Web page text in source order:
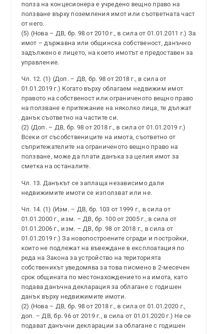
полза на концесионера е учредено вещно право на
ползване върху поземления имот или съответната част
от него.
(5) (Нова – ДВ, бр. 98 от 2010 г., в сила от 01.01.2011 г.) За
имот – държавна или общинска собственост, данъчно
задължено е лицето, на което имотът е предоставен за
управление.
Чл. 12. (1) (Доп. – ДВ, бр. 98 от 2018 г., в сила от
01.01.2019 г.) Когато върху облагаем недвижим имот
правото на собственост или ограниченото вещно право
на ползване е притежание на няколко лица, те дължат
данък съответно на частите си.
(2) (Доп. – ДВ, бр. 98 от 2018 г., в сила от 01.01.2019 г.)
Всеки от съсобствениците на имота, съответно от
съпритежателите на ограниченото вещно право на
ползване, може да плати данъка за целия имот за
сметка на останалите.
Чл. 13. Данъкът се заплаща независимо дали
недвижимите имоти се използват или не.
Чл. 14. (1) (Изм. – ДВ, бр. 103 от 1999 г., в сила от
01.01.2000 г., изм. – ДВ, бр. 100 от 2005 г., в сила от
01.01.2006 г., изм. – ДВ, бр. 98 от 2018 г., в сила от
01.01.2019 г.) За новопостроените сгради и постройки,
които не подлежат на въвеждане в експлоатация по
реда на Закона за устройство на територията
собственикът уведомява за това писмено в 2-месечен
срок общината по местонахождението на имота, като
подава данъчна декларация за облагане с годишен
данък върху недвижимите имоти.
(2) (Нова – ДВ, бр. 98 от 2018 г., в сила от 01.01.2020 г.,
доп. – ДВ, бр. 96 от 2019 г., в сила от 01.01.2020 г.) Не се
подават данъчни декларации за облагане с годишен